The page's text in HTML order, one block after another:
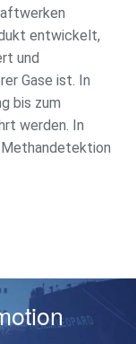
entwickelt,
und
Gase ist. In
bis zum
werden. In